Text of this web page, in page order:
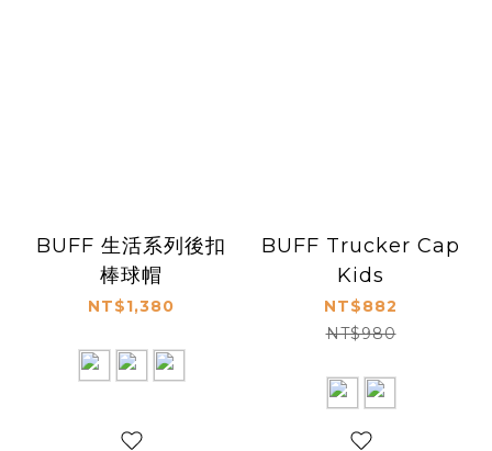
BUFF 生活系列後扣
棒球帽
NT$1,380
BUFF Trucker Cap
Kids
NT$882
NT$980